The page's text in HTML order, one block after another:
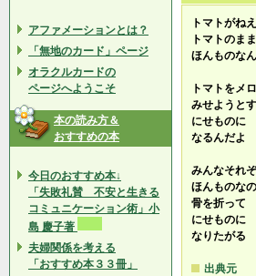
アファメーションとは？
「無地のカード」ページ
オラクルカードの
ページへようこそ
本の読み方＆
おすすめの本
今日のおすすめ本↓
「失敗礼賛 不安と生きる
コミュニケーション術」小
島 慶子著
夫婦関係を考える
「おすすめ本３３冊」
トマトがねえ
トマトのま
ほんものな
トマトをメ
みせようと
にせものに
なるんだよ
みんなそれ
ほんものな
骨を折って
にせものに
なりたがる
出典元